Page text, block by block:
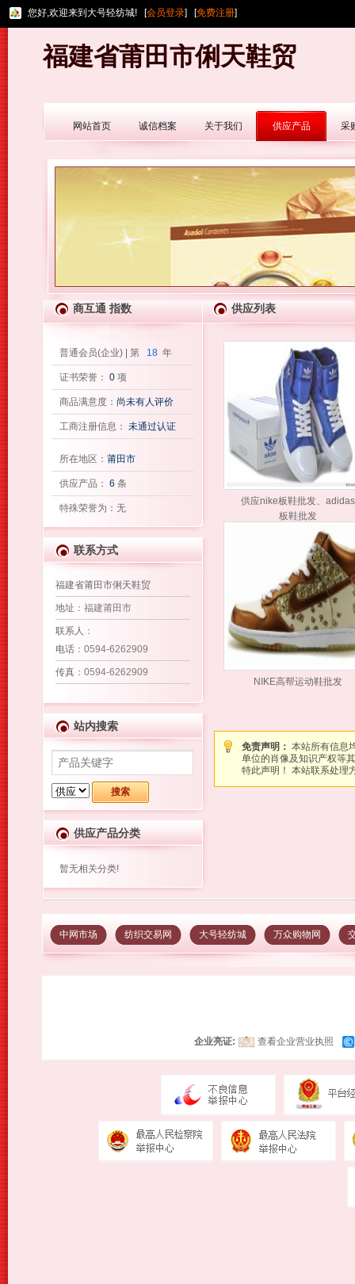
您好,欢迎来到大号轻纺城! [会员登录] [免费注册]
福建省莆田市俐天鞋贸
网站首页 诚信档案 关于我们 供应产品 采
商互通 指数 供应列表
普通会员(企业) | 第 18 年
证书荣誉： 0 项
商品满意度： 尚未有人评价
工商注册信息： 未通过认证
所在地区： 莆田市
供应产品： 6 条
特殊荣誉为：无
联系方式
福建省莆田市俐天鞋贸
地址 ：福建莆田市
联系人 ：
电话 ：0594-6262909
传真 ：0594-6262909
站内搜索
供应产品分类
暂无相关分类!
供应nike板鞋批发、adidas
板鞋批发
NIKE高帮运动鞋批发
免责声明： 本站所有信息
单位的肖像及知识产权等
特此声明！ 本站联系处理
中网市场 纺织交易网 大号轻纺城 万众购物网
企业亮证: 查看企业营业执照